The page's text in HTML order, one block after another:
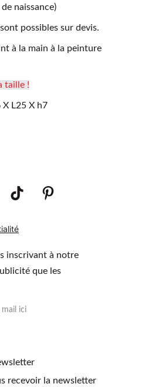
naissance)
possibles sur devis.
à la main à la peinture
taille !
L25 X h7
inscrivant à notre
que les
recevoir la newsletter